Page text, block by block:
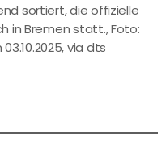
sortiert, die offizielle
in Bremen statt., Foto:
via dts